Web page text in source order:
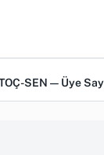
SEN — Üye